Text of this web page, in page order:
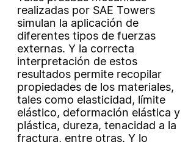
realizadas por SAE Towers
simulan la aplicación de
diferentes tipos de fuerzas
externas. Y la correcta
interpretación de estos
resultados permite recopilar
propiedades de los materiales,
tales como elasticidad, límite
elástico, deformación elástica y
plástica, dureza, tenacidad a la
fractura, entre otras. Y lo